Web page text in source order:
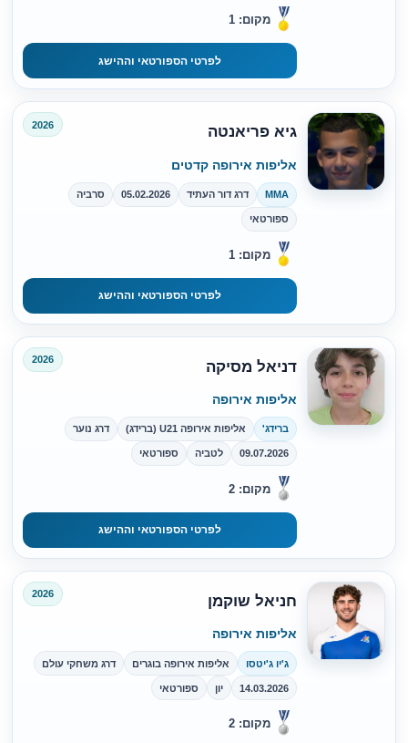
מקום: 1
לפרטי הספורטאי וההישג
גיא פריאנטה 2026
אליפות אירופה קדטים
MMA דרג דור העתיד 05.02.2026 סרביה
ספורטאי
מקום: 1
לפרטי הספורטאי וההישג
דניאל מסיקה 2026
אליפות אירופה
ברידג' אליפות אירופה U21 (ברידג) דרג נוער
09.07.2026 לטביה ספורטאי
מקום: 2
לפרטי הספורטאי וההישג
חניאל שוקמן 2026
אליפות אירופה
ג'יו ג'יטסו אליפות אירופה בוגרים דרג משחקי עולם
14.03.2026 יון ספורטאי
מקום: 2